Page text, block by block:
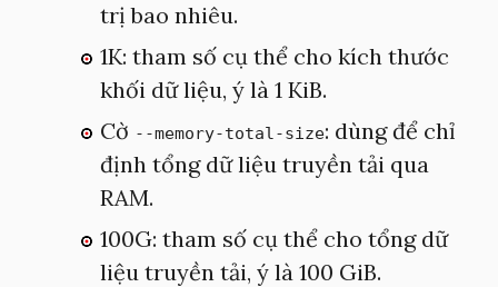
trị bao nhiêu.
1K: tham số cụ thể cho kích thước
khối dữ liệu, ý là 1 KiB.
Cờ --memory-total-size: dùng để chỉ
định tổng dữ liệu truyền tải qua
RAM.
100G: tham số cụ thể cho tổng dữ
liệu truyền tải, ý là 100 GiB.